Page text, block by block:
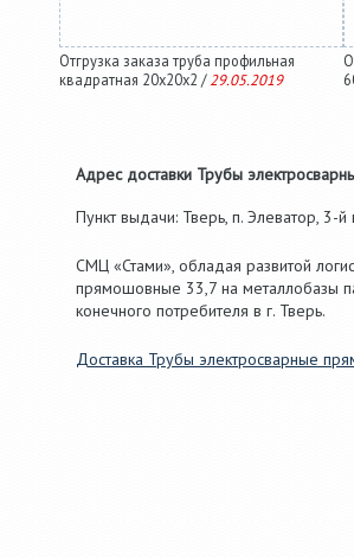
Отгрузка заказа труба профильная
квадратная 20х20х2 / 29.05.2019
Адрес доставки Трубы
Пункт выдачи: Тверь, п. Элеватор, 3-й
СМЦ «Стами», обладая развитой
прямошовные 33,7 на металлобазы
конечного потребителя в г. Тверь.
Доставка Трубы электросварные